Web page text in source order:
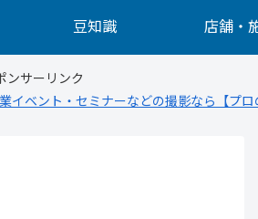
豆知識 店舗・
ンサーリンク
イベント・セミナーなどの撮影なら【プロ